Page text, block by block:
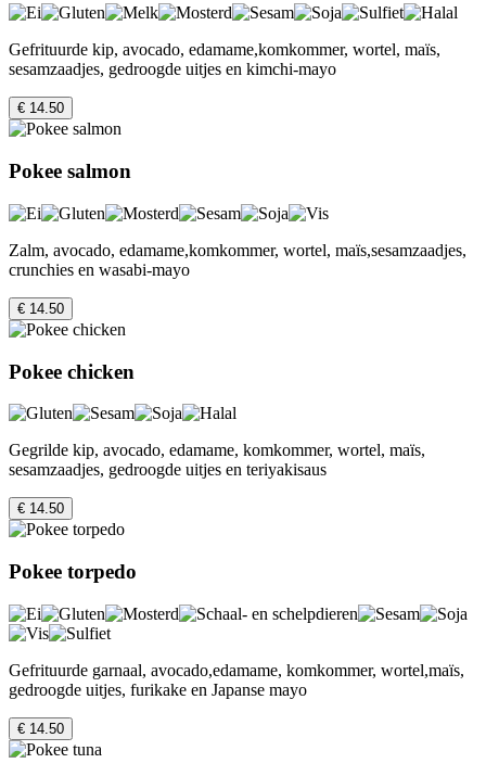
Gefrituurde kip, avocado, edamame,komkommer, wortel, maïs,
sesamzaadjes, gedroogde uitjes en kimchi-mayo
€ 14.50
Pokee salmon
Zalm, avocado, edamame,komkommer, wortel, maïs,sesamzaadjes,
crunchies en wasabi-mayo
€ 14.50
Pokee chicken
Gegrilde kip, avocado, edamame, komkommer, wortel, maïs,
sesamzaadjes, gedroogde uitjes en teriyakisaus
€ 14.50
Pokee torpedo
Gefrituurde garnaal, avocado,edamame, komkommer, wortel,maïs,
gedroogde uitjes, furikake en Japanse mayo
€ 14.50